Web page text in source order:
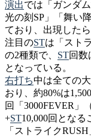
演出では「ガンダ
光の刻SP」「舞い
ており、出現した
注目のSTは「スト
の2種類で、 ST回数
となっている。
右打ち中は全ての
おり、約80%は
回「3000FEVER」
+ST10,000回となる
「ストライク